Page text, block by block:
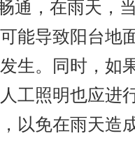
通，在雨天，
能导致阳台地
生。同时，如
工照明也应进
以免在雨天造